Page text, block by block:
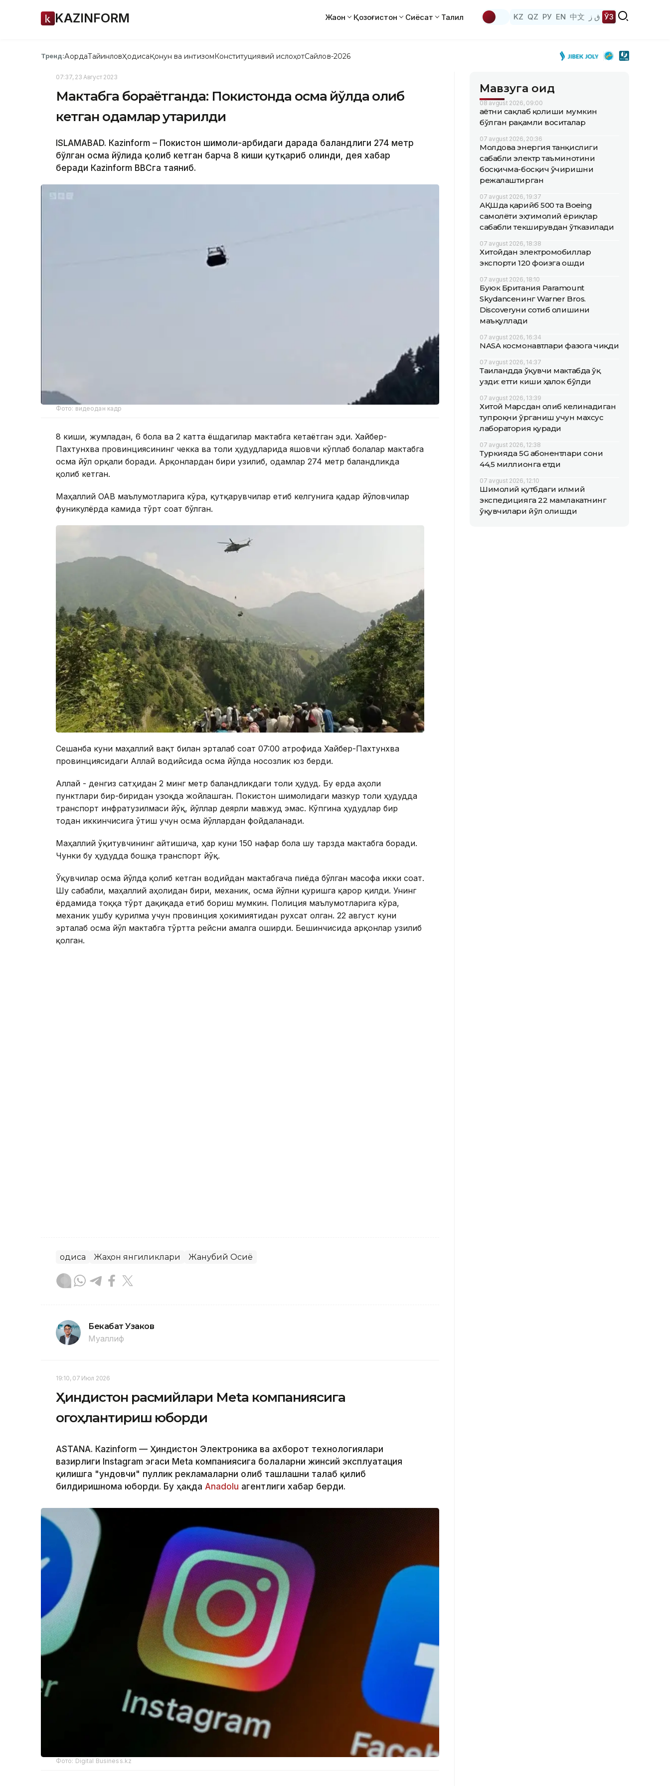
KAZINFORM Жаҳон Қозоғистон Сиёсат Таҳлил KZ QZ РУ EN 中文 ق ز ЎЗ
Тренд:АқордаТайинловҲодисаҚонун ва интизомКонституциявий ислоҳотСайлов-2026
07:37, 23 Август 2023
Мактабга бораётганда: Покистонда осма йўлда қолиб
кетган одамлар қутқарилди
ISLAMABAD. Кazinform – Покистон шимоли-ғарбидаги дарада баландлиги 274 метр
бўлган осма йўлида қолиб кетган барча 8 киши қутқариб олинди, дея хабар
беради Кazinform BBCга таяниб.
Фото: видеодан кадр
8 киши, жумладан, 6 бола ва 2 катта ёшдагилар мактабга кетаётган эди. Хайбер-
Пахтунхва провинциясининг чекка ва тоғли ҳудудларида яшовчи кўплаб болалар мактабга
осма йўл орқали боради. Арқонлардан бири узилиб, одамлар 274 метр баландликда
қолиб кетган.
Маҳаллий ОАВ маълумотларига кўра, қутқарувчилар етиб келгунига қадар йўловчилар
фуникулёрда камида тўрт соат бўлган.
Сешанба куни маҳаллий вақт билан эрталаб соат 07:00 атрофида Хайбер-Пахтунхва
провинциясидаги Аллай водийсида осма йўлда носозлик юз берди.
Аллай - денгиз сатҳидан 2 минг метр баландликдаги тоғли ҳудуд. Бу ерда аҳоли
пунктлари бир-биридан узоқда жойлашган. Покистон шимолидаги мазкур тоғли ҳудудда
транспорт инфратузилмаси йўқ, йўллар деярли мавжуд эмас. Кўпгина ҳудудлар бир
тоғдан иккинчисига ўтиш учун осма йўллардан фойдаланади.
Маҳаллий ўқитувчининг айтишича, ҳар куни 150 нафар бола шу тарзда мактабга боради.
Чунки бу ҳудудда бошқа транспорт йўқ.
Ўқувчилар осма йўлда қолиб кетган водийдан мактабгача пиёда бўлган масофа икки соат.
Шу сабабли, маҳаллий аҳолидан бири, механик, осма йўлни қуришга қарор қилди. Унинг
ёрдамида тоққа тўрт дақиқада етиб бориш мумкин. Полиция маълумотларига кўра,
механик ушбу қурилма учун провинция ҳокимиятидан рухсат олган. 22 август куни
эрталаб осма йўл мактабга тўртта рейсни амалга оширди. Бешинчисида арқонлар узилиб
қолган.
Ҳодиса Жаҳон янгиликлари Жанубий Осиё
Бекабат Узаков
Муаллиф
19:10, 07 Июл 2026
Ҳиндистон расмийлари Меtа компаниясига
огоҳлантириш юборди
ASTANА. Кazinform — Ҳиндистон Электроника ва ахборот технологиялари
вазирлиги Instagram эгаси Меtа компаниясига болаларни жинсий эксплуатация
қилишга "ундовчи" пуллик рекламаларни олиб ташлашни талаб қилиб
билдиришнома юборди. Бу ҳақда Аnadolu агентлиги хабар берди.
Фото: Digital Business.kz
Мавзуга оид
08 avgust 2026, 09:00
Ҳаётни сақлаб қолиши мумкин
бўлган рақамли воситалар
07 avgust 2026, 20:36
Молдова энергия танқислиги
сабабли электр таъминотини
босқичма-босқич ўчиришни
режалаштирган
07 avgust 2026, 19:37
АҚШда қарийб 500 та Boeing
самолёти эҳтимолий ёриқлар
сабабли текширувдан ўтказилади
07 avgust 2026, 18:38
Хитойдан электромобиллар
экспорти 120 фоизга ошди
07 avgust 2026, 18:10
Буюк Британия Paramount
Skydanceнинг Warner Bros.
Discoveryни сотиб олишини
маъқуллади
07 avgust 2026, 16:34
NASA космонавтлари фазога чиқди
07 avgust 2026, 14:37
Таиландда ўқувчи мактабда ўқ
узди: етти киши ҳалок бўлди
07 avgust 2026, 13:39
Хитой Марсдан олиб келинадиган
тупроқни ўрганиш учун махсус
лаборатория қуради
07 avgust 2026, 12:38
Туркияда 5G абонентлари сони
44,5 миллионга етди
07 avgust 2026, 12:10
Шимолий қутбдаги илмий
экспедицияга 22 мамлакатнинг
ўқувчилари йўл олишди